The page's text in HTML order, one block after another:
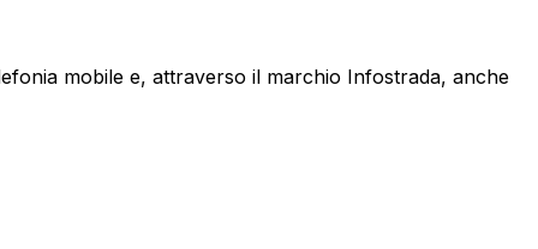
mobile e, attraverso il marchio Infostrada, anche